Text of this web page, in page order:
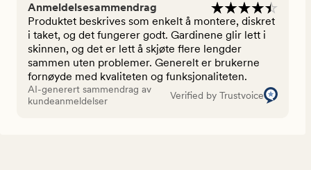
Anmeldelsesammendrag
Produktet beskrives som enkelt å montere, diskret
i taket, og det fungerer godt. Gardinene glir lett i
skinnen, og det er lett å skjøte flere lengder
sammen uten problemer. Generelt er brukerne
fornøyde med kvaliteten og funksjonaliteten.
AI-generert sammendrag av
kundeanmeldelser
Verified by Trustvoice